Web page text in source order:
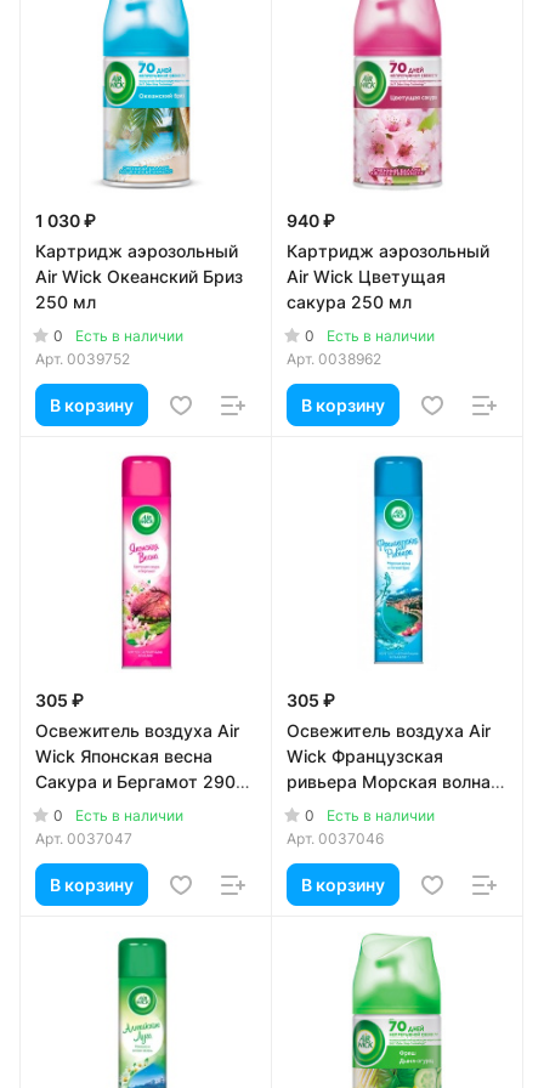
1 030 ₽
Картридж аэрозольный
Air Wick Океанский Бриз
250 мл
0
Есть в наличии
Арт. 0039752
В корзину
940 ₽
Картридж аэрозольный
Air Wick Цветущая
сакура 250 мл
0
Есть в наличии
Арт. 0038962
В корзину
305 ₽
Освежитель воздуха Air
Wick Японская весна
Сакура и Бергамот 290
мл0
Есть в наличии
Арт. 0037047
В корзину
305 ₽
Освежитель воздуха Air
Wick Французская
ривьера Морская волна и
бриз 290 мл
0
Есть в наличии
Арт. 0037046
В корзину